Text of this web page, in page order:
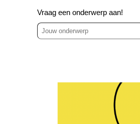
Vraag een onderwerp aan!